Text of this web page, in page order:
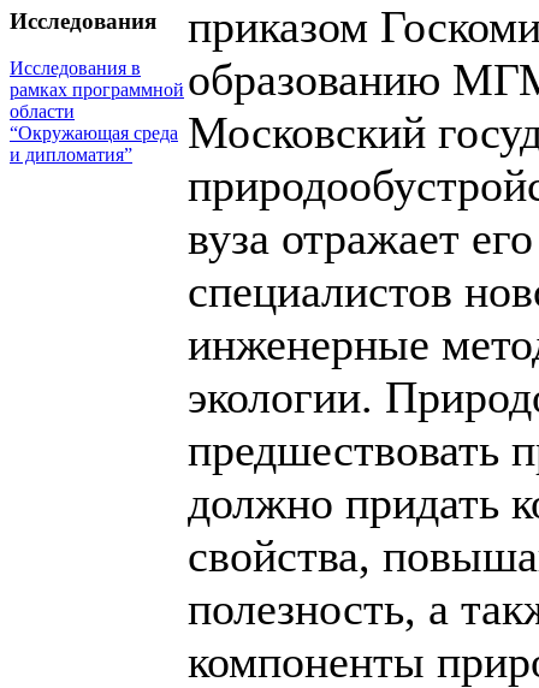
Исследования
Исследования в
рамках программной
области
“Окружающая среда
и дипломатия”
приказом
образованию
Московский
вуза отражает
специалистов
инженерные
экологии.
предшествовать
должно придать
свойства,
полезность, а
компоненты